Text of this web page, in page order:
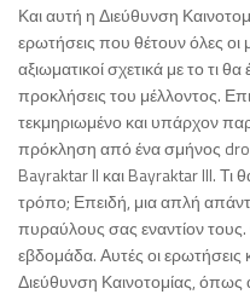
Και αυτή η Διεύθυνση
ερωτήσεις που θέτουν όλες οι
αξιωματικοί σχετικά με το τι
προκλήσεις του μέλλοντος.
τεκμηριωμένο και υπάρχον
πρόκληση από ένα σμήνος
Bayraktar II και Bayraktar III. Τι
τρόπο; Επειδή, μια απλή
πυραύλους σας εναντίον
εβδομάδα. Αυτές οι ερωτήσεις
Διεύθυνση Καινοτομίας,